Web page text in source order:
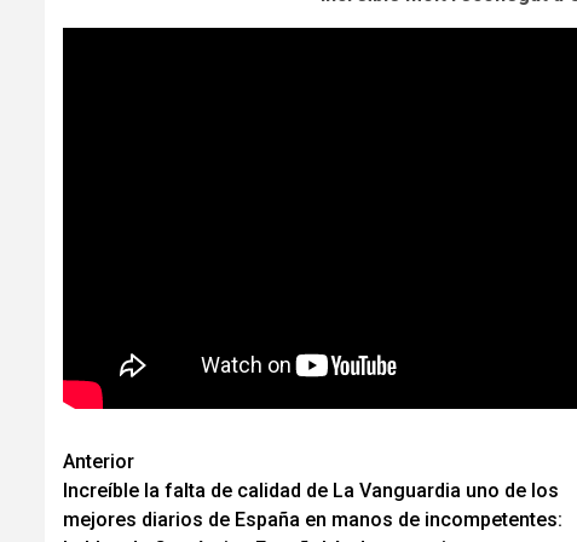
Navegación
de
Anterior
Increíble la falta de calidad de La Vanguardia uno de los
mejores diarios de España en manos de incompetentes: